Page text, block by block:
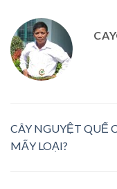
CÂY NGUYỆT QUẾ
MẤY LOẠI?